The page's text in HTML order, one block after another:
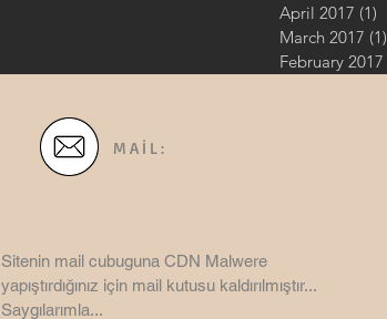
April 2017 (1)
March 2017 (1)
February 2017
MAİL:
Sitenin mail cubuguna CDN Malwere
yapıştırdığınız için mail kutusu kaldırılmıştır...
Saygılarımla...